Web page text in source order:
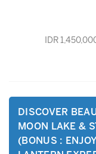
IDR
DISCOVER
MOON LAKE &
(BONUS :